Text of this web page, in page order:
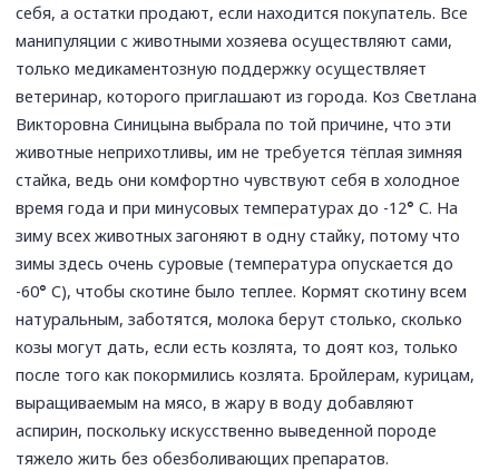
себя, а остатки продают, если находится покупатель. Все
манипуляции с животными хозяева осуществляют сами,
только медикаментозную поддержку осуществляет
ветеринар, которого приглашают из города. Коз Светлана
Викторовна Синицына выбрала по той причине, что эти
животные неприхотливы, им не требуется тёплая зимняя
стайка, ведь они комфортно чувствуют себя в холодное
время года и при минусовых температурах до -12° С. На
зиму всех животных загоняют в одну стайку, потому что
зимы здесь очень суровые (температура опускается до
-60° С), чтобы скотине было теплее. Кормят скотину всем
натуральным, заботятся, молока берут столько, сколько
козы могут дать, если есть козлята, то доят коз, только
после того как покормились козлята. Бройлерам, курицам,
выращиваемым на мясо, в жару в воду добавляют
аспирин, поскольку искусственно выведенной породе
тяжело жить без обезболивающих препаратов.